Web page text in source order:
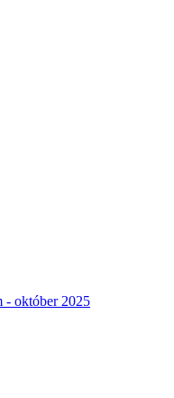
- október 2025